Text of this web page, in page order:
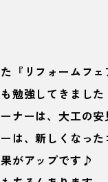
『リフォームフ
勉強してきました
ナーは、大工の
は、新しくなっ
がアップです♪